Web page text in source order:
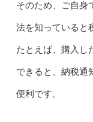
そのため、ご自身
法を知っていると
たとえば、購入し
できると、納税通
便利です。